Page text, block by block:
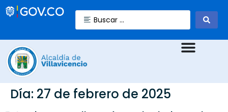
Día: 27 de febrero de 2025